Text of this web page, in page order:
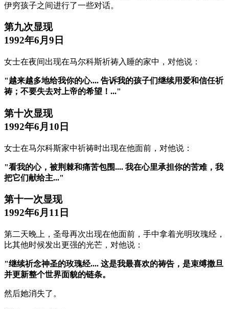
伊穷孩子之间进行了一些对话。
第九次显现
1992年6月9日
女士在夜间出现在马尔科斯祈祷入睡的家中，对他说：
"越来越多地给我你的心.... 告诉我的孩子们继续用爱和信任祈
祷；不要失去对上帝的希望！..."
第十次显现
1992年6月10日
女士在马尔科斯家中祈祷时出现在他面前，对他说：
"看我的心，被荆棘和痛苦包围.... 我在心里承担你的苦难，我
把它们献给主..."
第十一次显现
1992年6月11日
第二天晚上，圣母再次出现在他面前，手中拿着光明玫瑰经，
比其他时候发出更强的光芒，对他说：
"继续祈念神圣的玫瑰经.... 这是我最喜欢的祷告，是束缚撒旦
并更新整个世界面貌的链条。
然后她消失了。